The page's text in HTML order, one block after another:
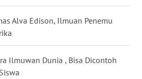
Alva Edison, Ilmuan Penemu
Ilmuwan Dunia , Bisa Dicontoh